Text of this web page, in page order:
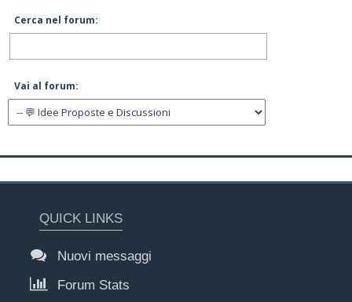
Cerca nel forum:
Vai al forum:
QUICK LINKS
Nuovi messaggi
Forum Stats